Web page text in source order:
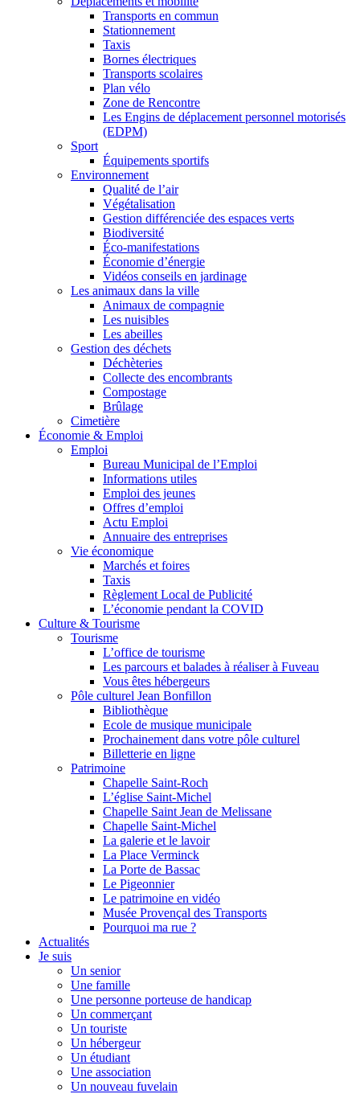
Transports en commun
Stationnement
Taxis
Bornes électriques
Transports scolaires
Plan vélo
Zone de Rencontre
Les Engins de déplacement personnel motorisés
(EDPM)
Sport
Équipements sportifs
Environnement
Qualité de l’air
Végétalisation
Gestion différenciée des espaces verts
Biodiversité
Éco-manifestations
Économie d’énergie
Vidéos conseils en jardinage
Les animaux dans la ville
Animaux de compagnie
Les nuisibles
Les abeilles
Gestion des déchets
Déchèteries
Collecte des encombrants
Compostage
Brûlage
Cimetière
Économie & Emploi
Emploi
Bureau Municipal de l’Emploi
Informations utiles
Emploi des jeunes
Offres d’emploi
Actu Emploi
Annuaire des entreprises
Vie économique
Marchés et foires
Taxis
Règlement Local de Publicité
L’économie pendant la COVID
Culture & Tourisme
Tourisme
L’office de tourisme
Les parcours et balades à réaliser à Fuveau
Vous êtes hébergeurs
Pôle culturel Jean Bonfillon
Bibliothèque
Ecole de musique municipale
Prochainement dans votre pôle culturel
Billetterie en ligne
Patrimoine
Chapelle Saint-Roch
L’église Saint-Michel
Chapelle Saint Jean de Melissane
Chapelle Saint-Michel
La galerie et le lavoir
La Place Verminck
La Porte de Bassac
Le Pigeonnier
Le patrimoine en vidéo
Musée Provençal des Transports
Pourquoi ma rue ?
Actualités
Je suis
Un senior
Une famille
Une personne porteuse de handicap
Un commerçant
Un touriste
Un hébergeur
Un étudiant
Une association
Un nouveau fuvelain